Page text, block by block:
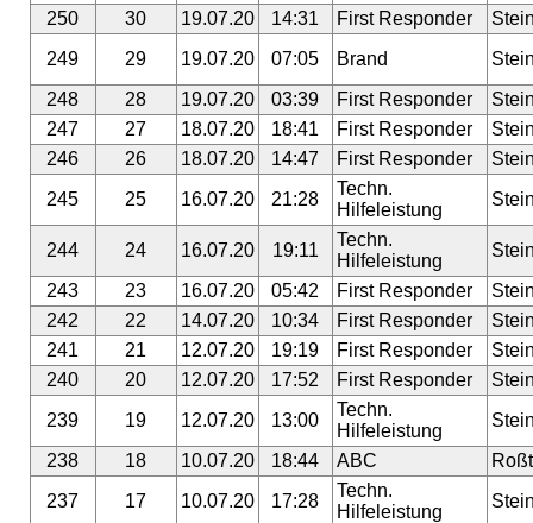
250
30 19.07.20 14:31 First Responder
249
29 19.07.20 07:05 Brand
248
28 19.07.20 03:39 First Responder
247
27 18.07.20 18:41 First Responder
246
26 18.07.20 14:47 First Responder
245
25 16.07.20 21:28
Techn.
Hilfeleistung
244 24 16.07.20 19:11
Techn.
Hilfeleistung
243
23 16.07.20 05:42 First Responder
242
22 14.07.20 10:34 First Responder
241
21 12.07.20 19:19 First Responder
240
20 12.07.20 17:52 First Responder
239
19 12.07.20 13:00
Techn.
Hilfeleistung
238
18 10.07.20 18:44 ABC
237
17 10.07.20 17:28
Techn.
Hilfeleistung